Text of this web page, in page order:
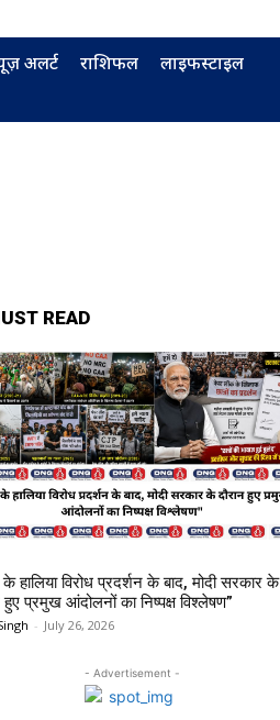
अलर्ट राशिफल लाइफस्टाइल
READ
हालिया विरोध प्रदर्शन के बाद, मोदी सरकार के
हुए प्रमुख आंदोलनों का निष्पक्ष विश्लेषण”
- July 26, 2026
- Advertisement -